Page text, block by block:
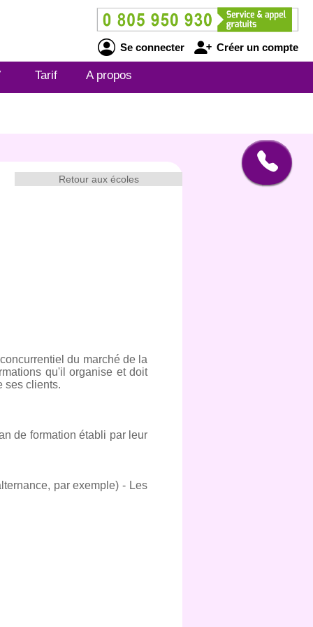
Se connecter Créer un compte
Tarif A propos
Retour aux écoles
du marché de la
qu'il organise et doit
ses clients.
de formation établi par leur
par exemple) - Les